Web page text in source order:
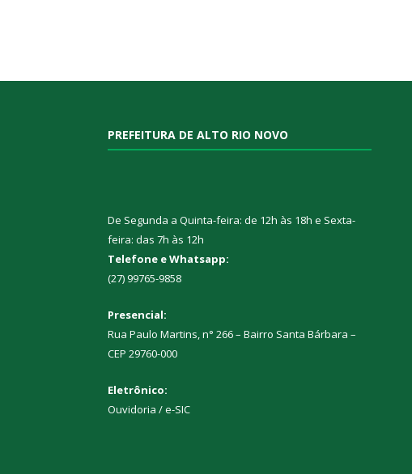
PREFEITURA DE ALTO RIO NOVO
De Segunda a Quinta-feira: de 12h às 18h e Sexta-
feira: das 7h às 12h
Telefone e Whatsapp:
(27) 99765-9858
Presencial:
Rua Paulo Martins, n° 266 – Bairro Santa Bárbara –
CEP 29760-000
Eletrônico:
Ouvidoria /e-SIC